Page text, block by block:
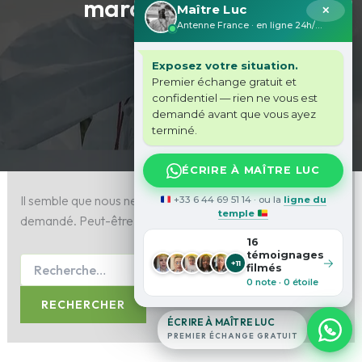
marabout voyant
Il semble que nous ne pouvons pas trouver le contenu
demandé. Peut-être qu’une recherche peut vous aider.
✕
Maître Luc
Antenne France · en ligne 24h/24
Exposez votre situation.
Premier échange gratuit et
confidentiel — rien ne vous est
demandé avant que vous ayez
terminé.
ÉCRIRE À MAÎTRE LUC
+33 6 44 69 51 14 · ou la ligne du
temple
+11
16
témoignages
filmés
0 note · 0 étoile
→
ÉCRIRE À MAÎTRE LUC
PREMIER ÉCHANGE GRATUIT